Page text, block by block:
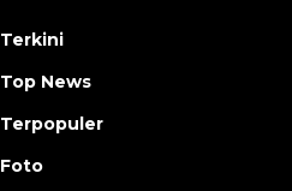
Terkini
Top News
Terpopuler
Foto